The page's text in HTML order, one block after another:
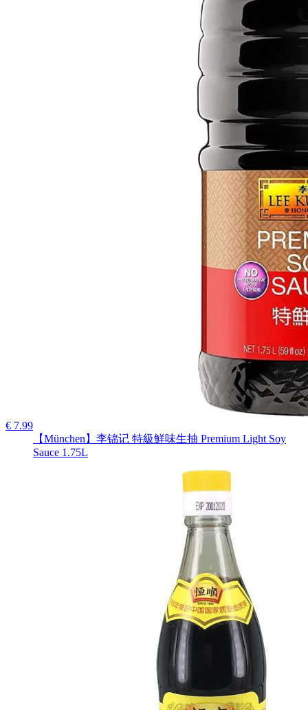
€ 7.99
【München】李锦记 特級鮮味生抽 Premium Light Soy
Sauce 1.75L